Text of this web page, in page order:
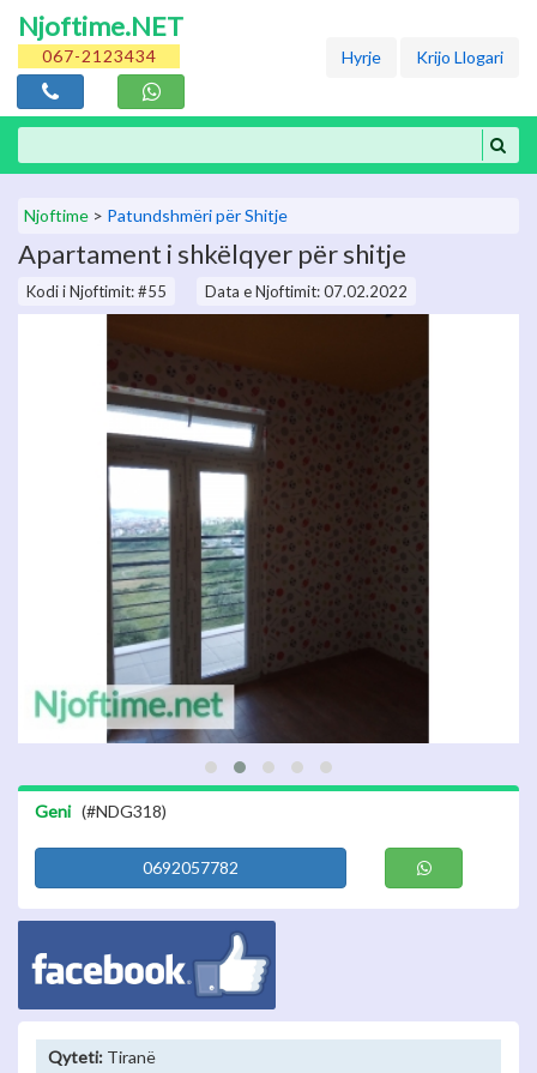
Njoftime.NET
067-2123434 Hyrje Krijo Llogari
Njoftime > Patundshmëri për Shitje
Apartament i shkëlqyer për shitje
Kodi i Njoftimit: #55 Data e Njoftimit: 07.02.2022
Geni (#NDG318)
0692057782
Qyteti: Tiranë